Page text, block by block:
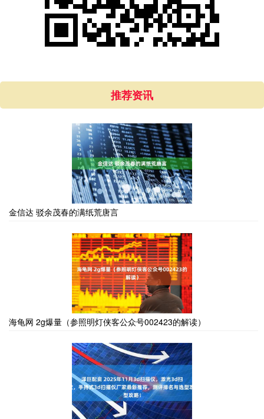
推荐资讯
金信达 驳余茂春的满纸荒唐言
海龟网 2g爆量（参照明灯侠客公众号002423的解读）